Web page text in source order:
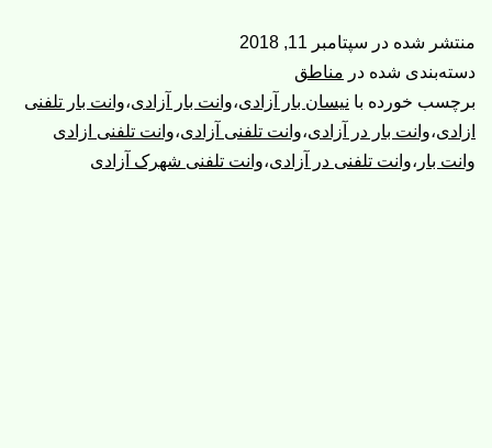
منتشر شده در سپتامبر 11, 2018
دسته‌بندی شده در مناطق
برچسب خورده با نیسان بار آزادی،وانت بار آزادی،وانت بار تلفنی
ازادی،وانت بار در آزادی،وانت تلفنی آزادی،وانت تلفنی ازادی
وانت بار ،وانت تلفنی در آزادی،وانت تلفنی شهرک آزادی